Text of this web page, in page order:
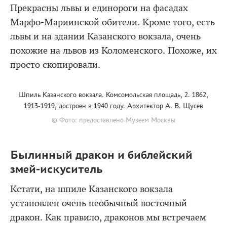
Прекрасны львы и единороги на фасадах
Марфо-Мариинской обители. Кроме того, есть
львы и на здании Казанского вокзала, очень
похожие на львов из Коломенского. Похоже, их
просто скопировали.
Шпиль Казанского вокзала. Комсомольская площадь, 2. 1862,
1913-1919, достроен в 1940 году. Архитектор А. В. Щусев
© Фото: предоставлено Музеем Москвы
Былинный дракон и библейский
змей-искуситель
Кстати, на шпиле Казанского вокзала
установлен очень необычный восточный
дракон. Как правило, драконов мы встречаем